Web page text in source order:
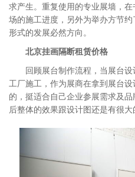
求产生。重复使用的专业展墙，
场的施工进度，另外为举办方节
形式的发展必然方向。
北京挂画隔断租赁价格
回顾展台制作流程，当展台
工厂施工，作为展商在拿到展台
的，挺适合自己企业参展需求及
后整体的效果跟设计图还是有很大